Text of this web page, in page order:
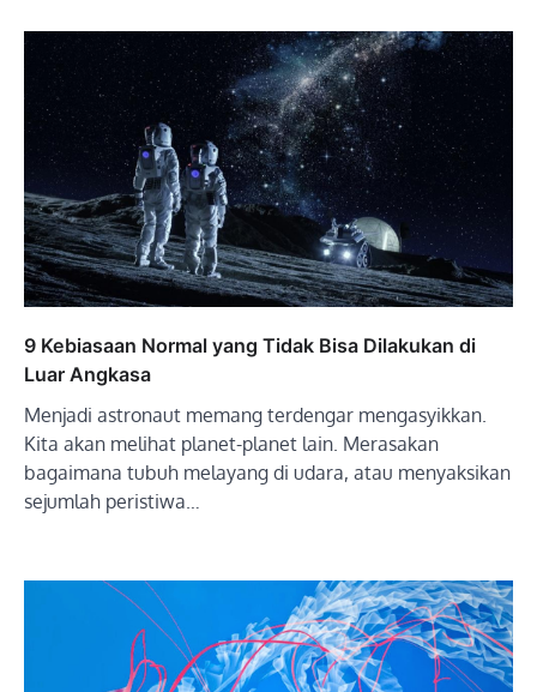
9 Kebiasaan Normal yang Tidak Bisa Dilakukan di
Luar Angkasa
Menjadi astronaut memang terdengar mengasyikkan.
Kita akan melihat planet-planet lain. Merasakan
bagaimana tubuh melayang di udara, atau menyaksikan
sejumlah peristiwa…